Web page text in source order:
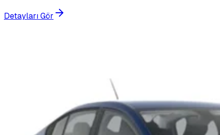
Detayları Gör